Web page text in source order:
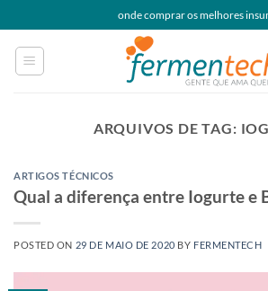
to
content
onde comprar os melhores
ARQUIVOS DE TAG:
ARTIGOS TÉCNICOS
Qual a diferença entre Iogurte e
POSTED ON 29 DE MAIO DE 2020 BY FERMENTECH